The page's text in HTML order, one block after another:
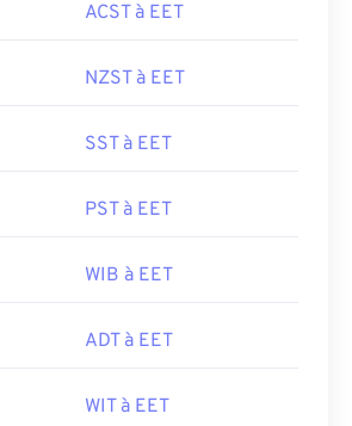
ACST à EET
NZST à EET
SST à EET
PST à EET
WIB à EET
ADT à EET
WIT à EET